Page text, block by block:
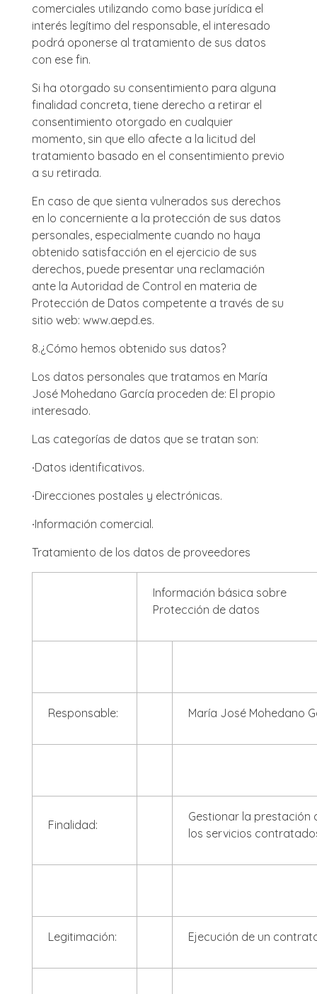
comerciales utilizando como base jurídica el
interés legítimo del responsable, el interesado
podrá oponerse al tratamiento de sus datos
con ese fin.
Si ha otorgado su consentimiento para alguna
finalidad concreta, tiene derecho a retirar el
consentimiento otorgado en cualquier
momento, sin que ello afecte a la licitud del
tratamiento basado en el consentimiento previo
a su retirada.
En caso de que sienta vulnerados sus derechos
en lo concerniente a la protección de sus datos
personales, especialmente cuando no haya
obtenido satisfacción en el ejercicio de sus
derechos, puede presentar una reclamación
ante la Autoridad de Control en materia de
Protección de Datos competente a través de su
sitio web: www.aepd.es.
8.¿Cómo hemos obtenido sus datos?
Los datos personales que tratamos en María
José Mohedano García proceden de: El propio
interesado.
Las categorías de datos que se tratan son:
∙Datos identificativos.
∙Direcciones postales y electrónicas.
∙Información comercial.
Tratamiento de los datos de proveedores
Información básica sobre
Protección de datos
Responsable: María José Mohedano
Finalidad:
Gestionar la prestación
los servicios
Legitimación: Ejecución de un